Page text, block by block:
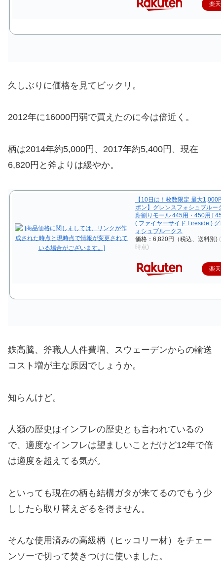
楽
久しぶりに価格を見てビックリ。
2012年に16000円弱で買えたのに今は倍近く。
柄は2014年約5,000円、2017年約5,400円、現在
6,820円と斧よりは緩やか。
【10日は！枚数限定 最大1,000
ポン】グレンスフォシュブルー
薪割りモール 445用・450用 [
( ファイヤーサイド Fireside )
ォシュブルークス
価格：6,820円（税込、送料別)
時点)
楽
鉄高騰、斧職人人件費増、スウェーデンからの輸送
コスト増が主な原因でしょうか。
知らんけど。
人類の歴史はインフレの歴史とも言われているの
で、適度なインフレは望ましいことだけど12年で倍
は適度を超えてる気が。
といっても現在の柄も結構ガタが来てるのでもう少
ししたら取り替えざるを得ません。
そんな使用済みの高級柄（ヒッコリー材）をチェー
ンソーで切って焚きつけに使いました。